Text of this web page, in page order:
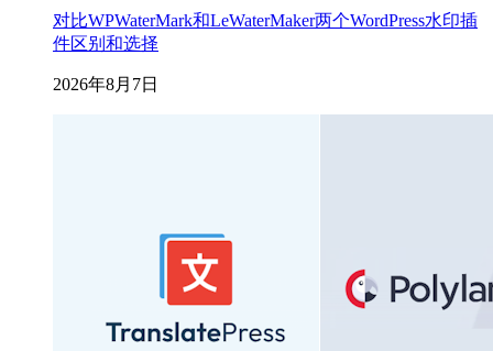
对比WPWaterMark和LeWaterMaker两个WordPress水印插
件区别和选择
2026年8月7日